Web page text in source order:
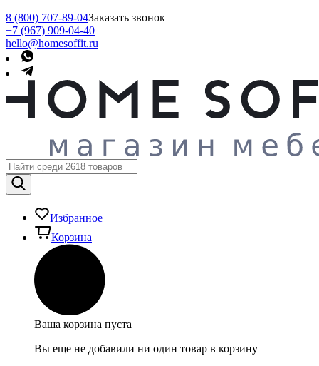
8 (800) 707-89-04Заказать звонок
+7 (967) 909-04-40
hello@homesoffit.ru
Избранное
Корзина
Ваша корзина пуста
Вы еще не добавили ни один товар в корзину